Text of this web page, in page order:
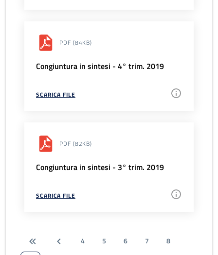
PDF (84KB)
Congiuntura in sintesi - 4° trim. 2019
SCARICA FILE
PDF (82KB)
Congiuntura in sintesi - 3° trim. 2019
SCARICA FILE
4 5 6 7
8